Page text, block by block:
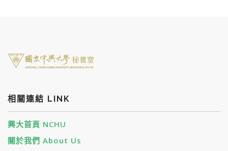
相關連結 LINK
興大首頁 NCHU
關於我們 About Us